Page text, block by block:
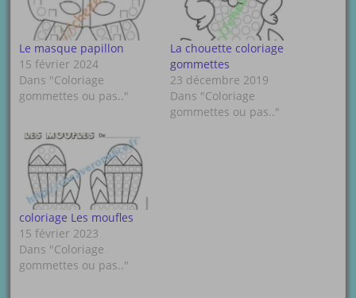
Le masque papillon
15 février 2024
Dans "Coloriage
gommettes ou pas.."
La chouette coloriage
gommettes
23 décembre 2019
Dans "Coloriage
gommettes ou pas.."
coloriage Les moufles
15 février 2023
Dans "Coloriage
gommettes ou pas.."